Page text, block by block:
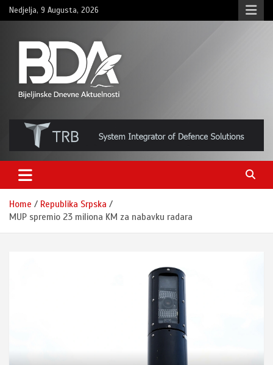
Skip
to
Nedjelja, 9 Augusta, 2026
BNDAN.com
Home
Republika Srpska
MUP spremio 23 miliona KM za nabavku radara